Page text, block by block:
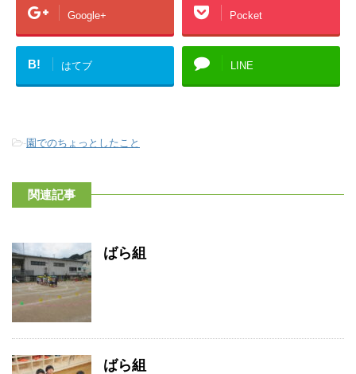
Google+ Pocket
B! はてブ LINE
-園でのちょっとしたこと
関連記事
ばら組
ばら組